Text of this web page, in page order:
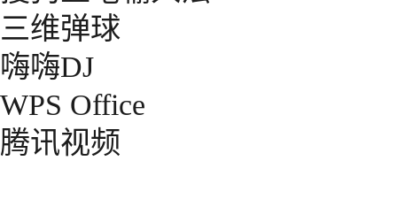
三维弹球
嗨嗨DJ
WPS Office
腾讯视频